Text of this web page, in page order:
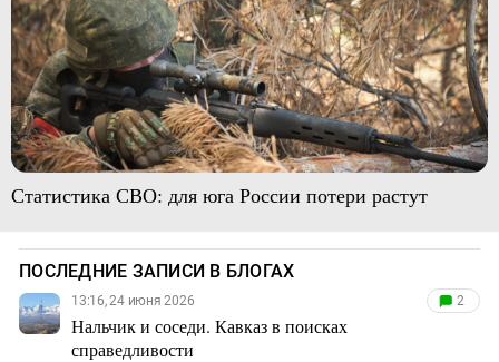
Статистика СВО: для юга России потери растут
ПОСЛЕДНИЕ ЗАПИСИ В БЛОГАХ
13:16, 24 июня 2026
Нальчик и соседи. Кавказ в поисках
справедливости
2